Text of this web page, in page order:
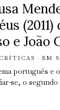
(2011)
e João
CRÍTICAS · EM
português e
se, o segundo